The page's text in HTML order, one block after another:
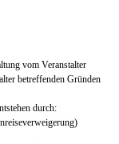
vom Veranstalter
betreffenden Gründen
durch: